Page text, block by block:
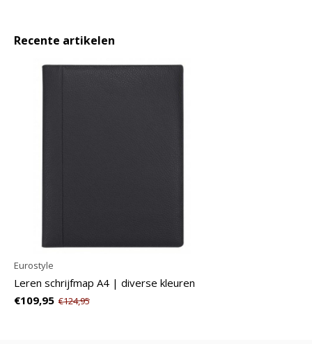
Recente artikelen
Eurostyle
Leren schrijfmap A4 | diverse kleuren
€109,95 €124,95